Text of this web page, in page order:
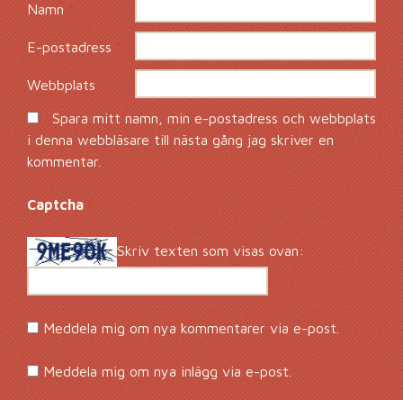
Namn*
E-postadress *
Webbplats
Spara mitt namn, min e-postadress och webbplats
i denna webbläsare till nästa gång jag skriver en
kommentar.
Captcha*
Skriv texten som visas ovan:
Meddela mig om nya kommentarer via e-post.
Meddela mig om nya inlägg via e-post.